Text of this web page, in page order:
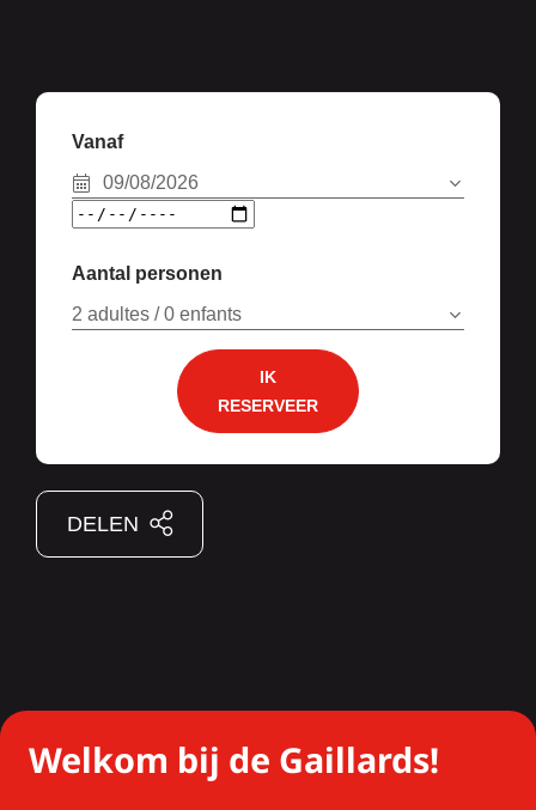
Vanaf
09/08/2026
Aantal personen
2 adultes / 0 enfants
IK
RESERVEER
DELEN
Welkom bij de Gaillards!